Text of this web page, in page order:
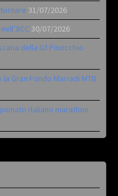
31/07/2026
30/07/2026
della Gf Pinocchio
Gran Fondo Marradi MTB
italiano marathon